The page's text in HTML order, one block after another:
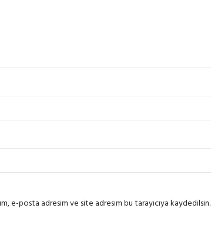
e-posta adresim ve site adresim bu tarayıcıya kaydedilsin.